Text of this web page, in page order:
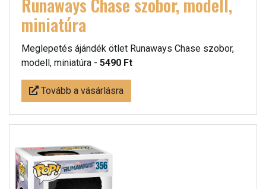
Runaways Chase szobor, modell,
miniatúra
Meglepetés ájándék ötlet Runaways Chase szobor,
modell, miniatúra - 5490 Ft
Tovább a vásárlásra